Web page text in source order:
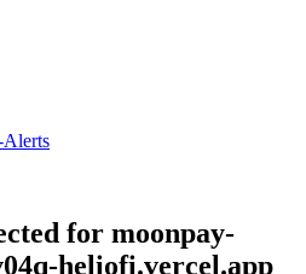
for moonpay-
heliofi.vercel.app